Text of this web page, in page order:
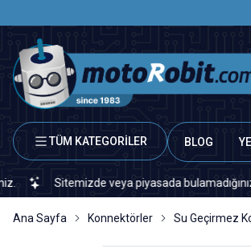
TÜM KATEGORİLER BLOG
Sitemizde veya piyasada bulamadığınız her
Ana Sayfa Konnektörler Su Geçirmez